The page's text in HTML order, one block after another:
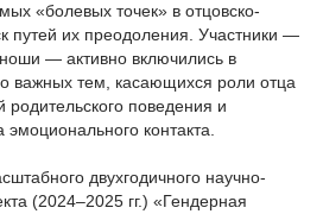
«болевых точек» в отцовско-
путей их преодоления. Участники —
— активно включились в
важных тем, касающихся роли отца
родительского поведения и
эмоционального контакта.
двухгодичного научно-
(2024–2025 гг.) «Гендерная